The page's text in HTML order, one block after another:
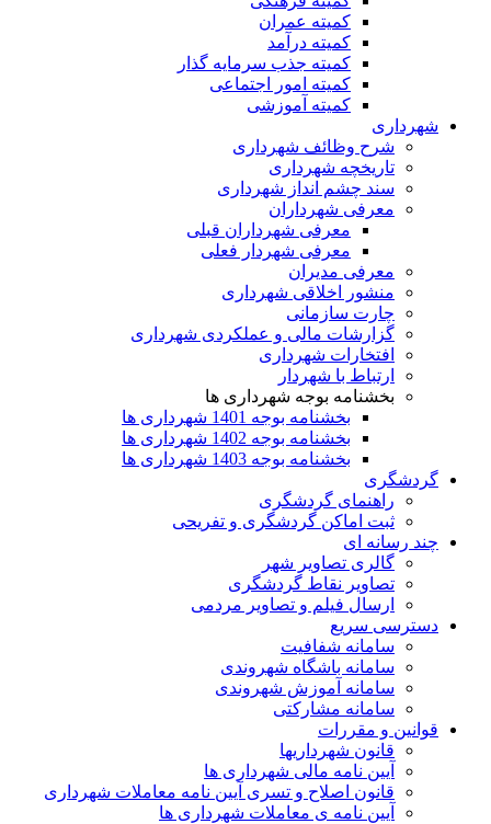
کمیته عمران
کمیته درآمد
کمیته جذب سرمایه گذار
کمیته امور اجتماعی
کمیته آموزشی
شهرداری
شرح وظائف شهرداری
تاریخچه شهرداری
سند چشم انداز شهرداری
معرفی شهرداران
معرفی شهرداران قبلی
معرفی شهردار فعلی
معرفی مدیران
منشور اخلاقی شهرداری
چارت سازمانی
گزارشات مالی و عملکردی شهرداری
افتخارات شهرداری
ارتباط با شهردار
بخشنامه بوجه شهرداری ها
بخشنامه بوجه 1401 شهرداری ها
بخشنامه بوجه 1402 شهرداری ها
بخشنامه بوجه 1403 شهرداری ها
گردشگری
راهنمای گردشگری
ثبت اماکن گردشگری و تفریحی
چند رسانه ای
گالری تصاویر شهر
تصاویر نقاط گردشگری
ارسال فیلم و تصاویر مردمی
دسترسی سریع
سامانه شفافیت
سامانه باشگاه شهروندی
سامانه آموزش شهروندی
سامانه مشارکتی
قوانین و مقررات
قانون شهرداریها
آیین نامه مالی شهرداری ها
قانون اصلاح و تسری آیین نامه معاملات شهرداری
آیین نامه ی معاملات شهرداری ها